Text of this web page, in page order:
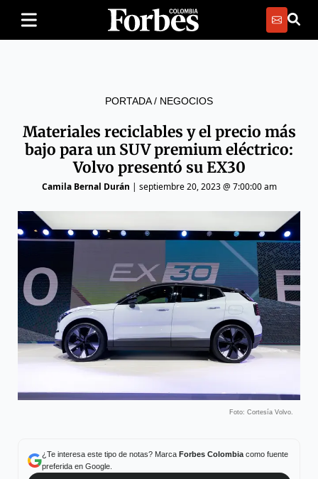
PORTADA/ NEGOCIOS
Materiales reciclables y el precio más
bajo para un SUV premium eléctrico:
Volvo presentó su EX30
Camila Bernal Durán | septiembre 20, 2023 @ 7:00:00 am
Foto: Cortesía Volvo.
¿Te interesa este tipo de notas? Marca Forbes Colombiacomo fuente
preferida en Google.